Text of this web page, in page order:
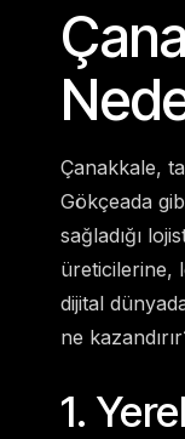
Çanakkale,
Gökçeada
sağladığı
üreticilerine,
dijital
ne
1.